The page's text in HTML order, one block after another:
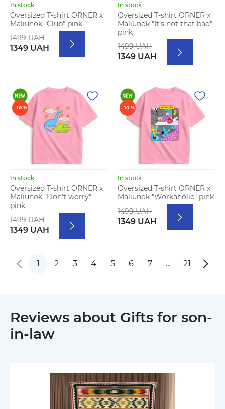
In stock
Oversized T-shirt ORNER x
Maliunok "Club" pink
1499 UAH
1349 UAH
In stock
Oversized T-shirt ORNER x
Maliunok "It’s not that bad"
pink
1499 UAH
1349 UAH
- 10 %
In stock
Oversized T-shirt ORNER x
Maliunok "Don’t worry"
pink
1499 UAH
1349 UAH
- 10 %
In stock
Oversized T-shirt ORNER x
Maliunok "Workaholic" pink
1499 UAH
1349 UAH
1 2 3 4 5 6 7 … 21
Reviews about Gifts for son-
in-law